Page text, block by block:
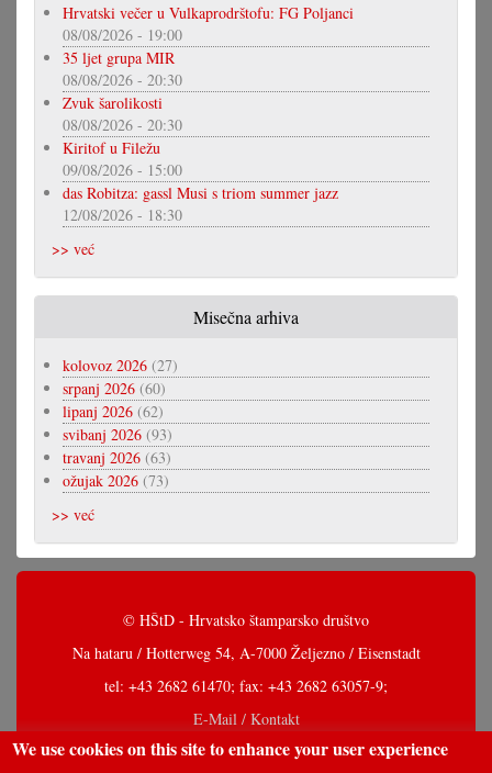
Hrvatski večer u Vulkaprodrštofu: FG Poljanci
08/08/2026 - 19:00
35 ljet grupa MIR
08/08/2026 - 20:30
Zvuk šarolikosti
08/08/2026 - 20:30
Kiritof u Filežu
09/08/2026 - 15:00
das Robitza: gassl Musi s triom summer jazz
12/08/2026 - 18:30
>> već
Misečna arhiva
kolovoz 2026 (27)
srpanj 2026 (60)
lipanj 2026 (62)
svibanj 2026 (93)
travanj 2026 (63)
ožujak 2026 (73)
>> već
© HŠtD - Hrvatsko štamparsko društvo
Na hataru / Hotterweg 54, A-7000 Željezno / Eisenstadt
tel: +43 2682 61470; fax: +43 2682 63057-9;
E-Mail / Kontakt
We use cookies on this site to enhance your user experience